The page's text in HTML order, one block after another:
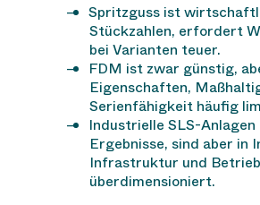
Spritzguss ist
Stückzahlen, erfordert
bei Varianten teuer.
FDM ist zwar günstig,
Eigenschaften,
Serienfähigkeit häufig
Industrielle SLS-
Ergebnisse, sind aber in
Infrastruktur und
überdimensioniert.